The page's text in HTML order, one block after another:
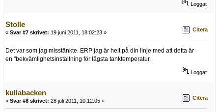
Loggat
Stolle
« Svar #7 skrivet: 19 juni 2011, 18:02:23 » Citera
Det var som jag misstänkte. ERP jag är helt på din linje med att detta är
en "bekvämlighetsinställning för lägsta tanktemperatur.
Loggat
kullabacken
« Svar #8 skrivet: 28 juli 2011, 10:12:05 » Citera